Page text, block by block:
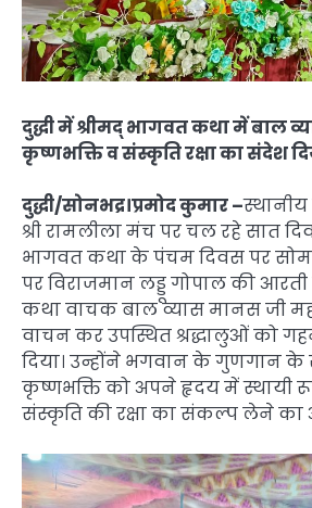
दुद्धी में श्रीमद् भागवत कथा में बाल
कृष्णभक्ति व संस्कृति रक्षा का संदेश
दुद्धी/सोनभद्र।प्रमोद कुमार –
श्री रामलीला मंच पर चल रहे सात
भागवत कथा के पंचम दिवस पर
पर विराजमान लड्डू गोपाल की आरती
कथा वाचक बाल व्यास मानस जी
वाचन कर उपस्थित श्रद्धालुओं को
दिया। उन्होंने भगवान के गुणगान के
कृष्णभक्ति को अपने हृदय में स्थायी
संस्कृति की रक्षा का संकल्प लेने का